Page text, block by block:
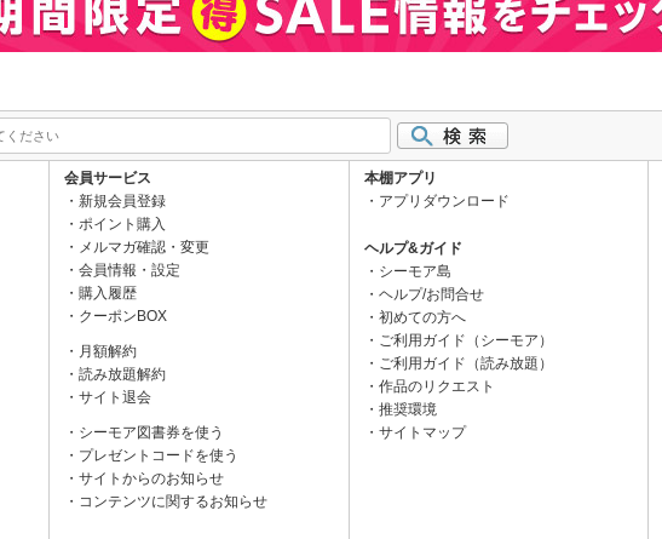
会員サービス
新規会員登録
ポイント購入
メルマガ確認・変更
会員情報・設定
購入履歴
クーポンBOX
月額解約
読み放題解約
サイト退会
シーモア図書券を使う
プレゼントコードを使う
サイトからのお知らせ
コンテンツに関するお知らせ
本棚アプリ
アプリダウンロード
ヘルプ&ガイド
シーモア島
ヘルプ/お問合せ
初めての方へ
ご利用ガイド（シーモア）
ご利用ガイド（読み放題）
作品のリクエスト
推奨環境
サイトマップ